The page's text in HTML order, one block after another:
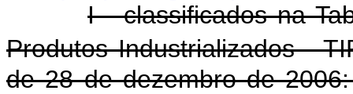
I - classificados na
Produtos Industrializados -
de 28 de dezembro de